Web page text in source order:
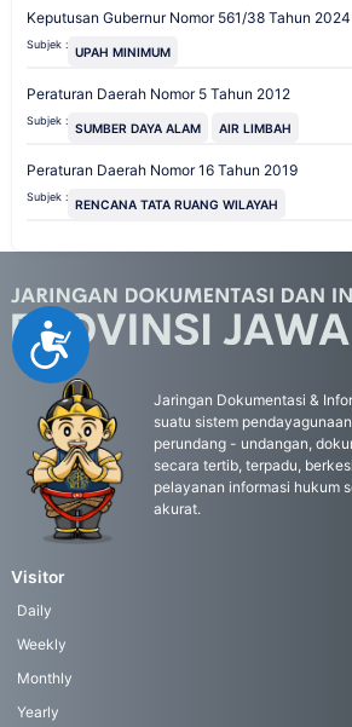
Accessibility
Keputusan Gubernur Nomor 561/38 Tahun 2024
Subjek : UPAH MINIMUM
Peraturan Daerah Nomor 5 Tahun 2012
Subjek : SUMBER DAYA ALAM AIR LIMBAH
Peraturan Daerah Nomor 16 Tahun 2019
Subjek : RENCANA TATA RUANG WILAYAH
Jaringan Dokumentasi &
suatu sistem
perundang - undangan,
secara tertib, terpadu,
pelayanan informasi hukum
akurat.
Visitor
Daily
Weekly
Monthly
Yearly